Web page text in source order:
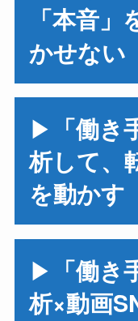
「本音
かせない
▶ 「働
析して、
を動かす
▶ 「働
析×動画